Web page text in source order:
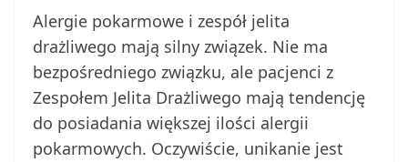
Alergie pokarmowe i zespół jelita
drażliwego mają silny związek. Nie ma
bezpośredniego związku, ale pacjenci z
Zespołem Jelita Drażliwego mają tendencję
do posiadania większej ilości alergii
pokarmowych. Oczywiście, unikanie jest